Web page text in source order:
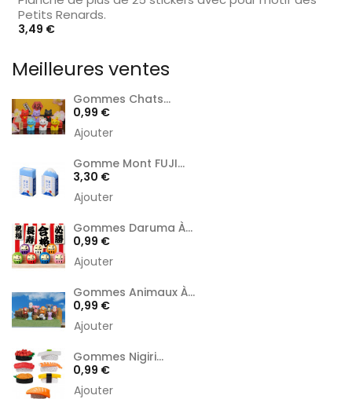
Petits Renards.
Prix
3,49 €
Meilleures ventes
Gommes Chats...
Prix
0,99 €
Ajouter
Gomme Mont FUJI...
Prix
3,30 €
Ajouter
Gommes Daruma À...
Prix
0,99 €
Ajouter
Gommes Animaux À...
Prix
0,99 €
Ajouter
Gommes Nigiri...
Prix
0,99 €
Ajouter